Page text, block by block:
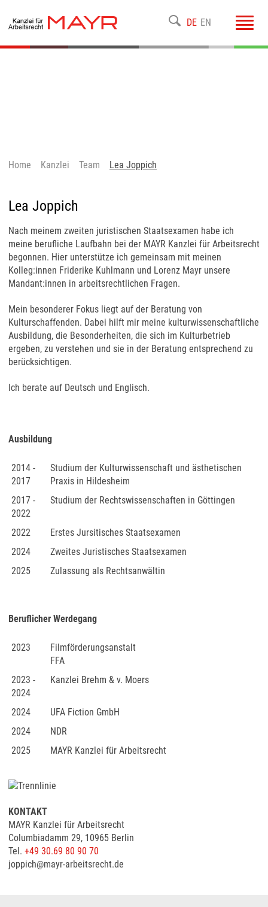
DE EN
Home Kanzlei Team Lea Joppich
Lea Joppich
Nach meinem zweiten juristischen Staatsexamen habe ich
meine berufliche Laufbahn bei der MAYR Kanzlei für Arbeitsrecht
begonnen. Hier unterstütze ich gemeinsam mit meinen
Kolleg:innen Friderike Kuhlmann und Lorenz Mayr unsere
Mandant:innen in arbeitsrechtlichen Fragen.
Mein besonderer Fokus liegt auf der Beratung von
Kulturschaffenden. Dabei hilft mir meine kulturwissenschaftliche
Ausbildung, die Besonderheiten, die sich im Kulturbetrieb
ergeben, zu verstehen und sie in der Beratung entsprechend zu
berücksichtigen.
Ich berate auf Deutsch und Englisch.
Ausbildung
2014 -
2017
Studium der Kulturwissenschaft und ästhetischen
Praxis in Hildesheim
2017 -
2022
Studium der Rechtswissenschaften in Göttingen
2022
Erstes Jursitisches Staatsexamen
2024
Zweites Juristisches Staatsexamen
2025
Zulassung als Rechtsanwältin
Beruflicher Werdegang
2023
Filmförderungsanstalt
FFA
2023 -
2024
Kanzlei Brehm & v. Moers
2024
UFA Fiction GmbH
2024
NDR
2025
MAYR Kanzlei für Arbeitsrecht
KONTAKT
MAYR Kanzlei für Arbeitsrecht
Columbiadamm 29, 10965 Berlin
Tel. +49 30.69 80 90 70
joppich@mayr-arbeitsrecht.de